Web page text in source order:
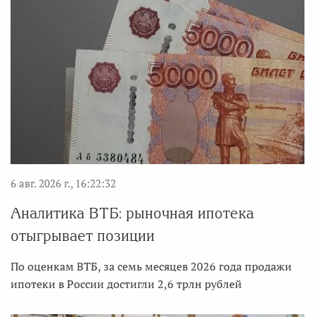
6 авг. 2026 г., 16:22:32
Аналитика ВТБ: рыночная ипотека
отыгрывает позиции
По оценкам ВТБ, за семь месяцев 2026 года продажи
ипотеки в России достигли 2,6 трлн рублей